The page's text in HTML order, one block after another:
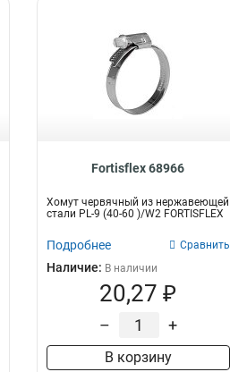
Fortisflex 68966
Хомут червячный из нержавеющей
стали PL-9 (40-60 )/W2 FORTISFLEX
Подробнее Сравнить
Наличие: В наличии
20,27 ₽
– +
В корзину